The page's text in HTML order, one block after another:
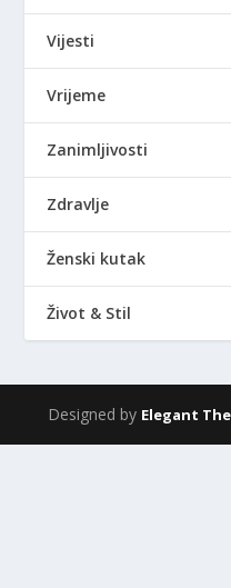
Vijesti
Vrijeme
Zanimljivosti
Zdravlje
Ženski kutak
Život & Stil
Designed by Elegant